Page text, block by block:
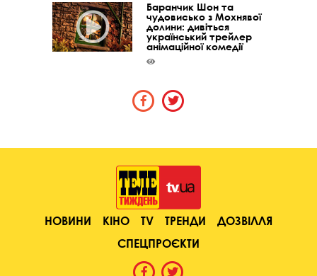
Баранчик Шон та
чудовисько з Мохнявої
долини: дивіться
український трейлер
анімаційної комедії
НОВИНИ КІНО TV ТРЕНДИ
ДОЗВІЛЛЯ
СПЕЦПРОЄКТИ